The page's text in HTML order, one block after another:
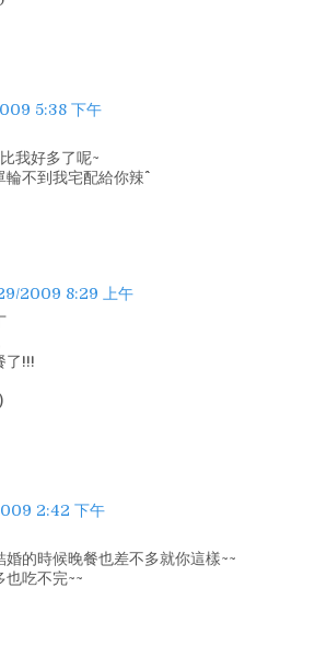
5:38 下午
我好多了呢~
不到我宅配給你辣^^
2009 8:29 上午
了!!!
2:42 下午
婚的時候晚餐也差不多就你這樣~~
也吃不完~~